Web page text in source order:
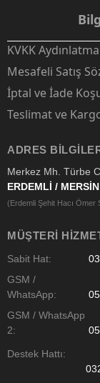
KVKK
Mesafeli Satış
İptal ve İade
Teslimat ve
ADRES
Merkez Mh. Türbe
ERDEMLİ / MERSİN
(Erdemli Şehit Hacı Ömer
MÜŞTERI
Sabit Hat:
GSM /
WhatsApp:
GSM / WhatsApp
2:
Destek Hattı: